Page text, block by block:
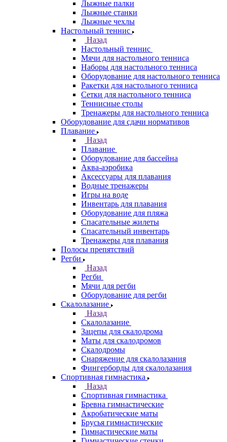
Лыжные палки
Лыжные станки
Лыжные чехлы
Настольный теннис
Назад
Настольный теннис
Мячи для настольного тенниса
Наборы для настольного тенниса
Оборудование для настольного тенниса
Ракетки для настольного тенниса
Сетки для настольного тенниса
Теннисные столы
Тренажеры для настольного тенниса
Оборудование для сдачи нормативов
Плавание
Назад
Плавание
Оборудование для бассейна
Аква-аэробика
Аксессуары для плавания
Водные тренажеры
Игры на воде
Инвентарь для плавания
Оборудование для пляжа
Спасательные жилеты
Спасательный инвентарь
Тренажеры для плавания
Полосы препятствий
Регби
Назад
Регби
Мячи для регби
Оборудование для регби
Скалолазание
Назад
Скалолазание
Зацепы для скалодрома
Маты для скалодромов
Скалодромы
Снаряжение для скалолазания
Фингерборды для скалолазания
Спортивная гимнастика
Назад
Спортивная гимнастика
Бревна гимнастические
Акробатические маты
Брусья гимнастические
Гимнастические маты